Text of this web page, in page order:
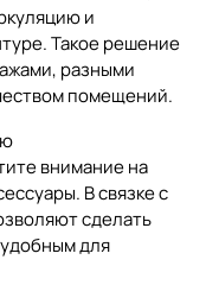
и
Такое решение
разными
помещений.
внимание на
. В связке с
сделать
для